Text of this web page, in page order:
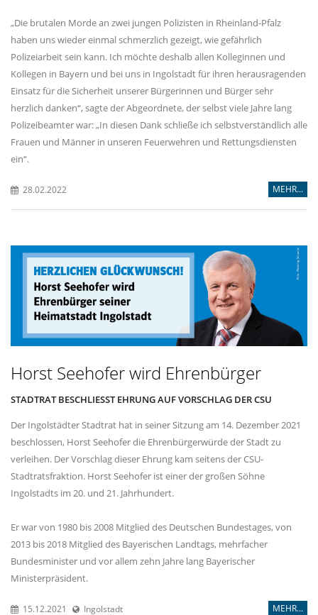
Die brutalen Morde an zwei jungen Polizisten in Rheinland-Pfalz
haben uns wieder einmal schmerzlich gezeigt, wie gefährlich
Polizeiarbeit sein kann. Ich möchte deshalb allen Kolleginnen und
Kollegen in Bayern und bei uns in Ingolstadt für ihren herausragenden
Einsatz für die Sicherheit unserer Bürgerinnen und Bürger sehr
herzlich danken“, sagte der Abgeordnete, der selbst viele Jahre lang
Polizeibeamter war: „In diesen Dank schließe ich selbstverständlich alle
Frauen und Männer in unseren Feuerwehren und Rettungsdiensten
ein“.
28.02.2022 MEHR...
Horst Seehofer wird Ehrenbürger
STADTRAT BESCHLIESST EHRUNG AUF VORSCHLAG DER CSU
Der Ingolstädter Stadtrat hat in seiner Sitzung am 14. Dezember 2021
beschlossen, Horst Seehofer die Ehrenbürgerwürde der Stadt zu
verleihen. Der Vorschlag dieser Ehrung kam seitens der CSU-
Stadtratsfraktion. Horst Seehofer ist einer der großen Söhne
Ingolstadts im 20. und 21. Jahrhundert.
Er war von 1980 bis 2008 Mitglied des Deutschen Bundestages, von
2013 bis 2018 Mitglied des Bayerischen Landtags, mehrfacher
Bundesminister und vor allem zehn Jahre lang Bayerischer
Ministerpräsident.
15.12.2021 Ingolstadt MEHR...